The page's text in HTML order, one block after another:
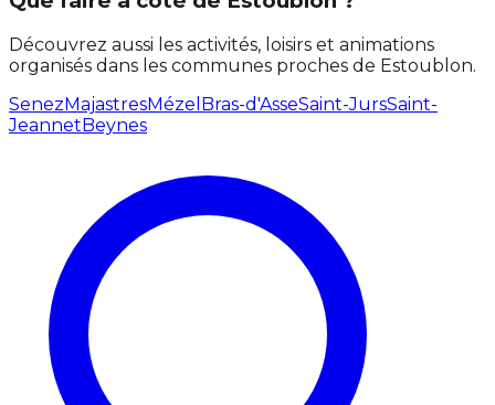
Découvrez aussi les activités, loisirs et animations
organisés dans les communes proches de Estoublon.
SenezMajastresMézel Bras-d'AsseSaint-JursSaint-
JeannetBeynes